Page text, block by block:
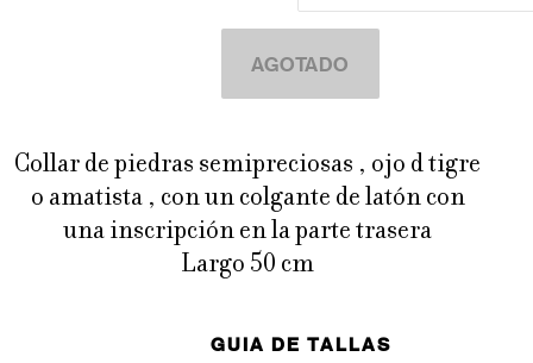
Collar de piedras semipreciosas , ojo d tigre
o amatista , con un colgante de latón con
una inscripción en la parte trasera
Largo 50 cm
GUIA DE TALLAS